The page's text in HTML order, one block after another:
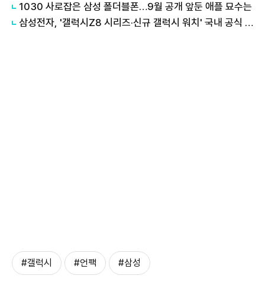
1030 사로잡은 삼성 폴더블폰…9월 공개 앞둔 애플 묘수는
삼성전자, '갤럭시Z8 시리즈·신규 갤럭시 워치' 국내 공식 출시
#갤럭시 #언팩 #삼성